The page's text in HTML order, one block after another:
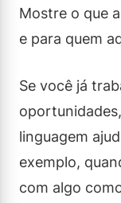
Mostre o que
e para quem
Se você já
linguagem
exemplo,
com algo